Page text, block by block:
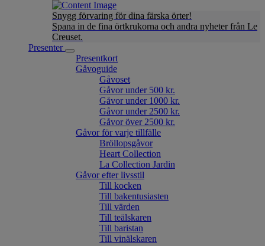
Snygg förvaring för dina färska örter!
Spana in de fina örtkrukorna och andra nyheter från Le
Creuset.
Presenter
Presentkort
Gåvoguide
Gåvoset
Gåvor under 500 kr.
Gåvor under 1000 kr.
Gåvor under 2500 kr.
Gåvor över 2500 kr.
Gåvor för varje tillfälle
Bröllopsgåvor
Heart Collection
La Collection Jardin
Gåvor efter livsstil
Till kocken
Till bakentusiasten
Till värden
Till teälskaren
Till baristan
Till vinälskaren